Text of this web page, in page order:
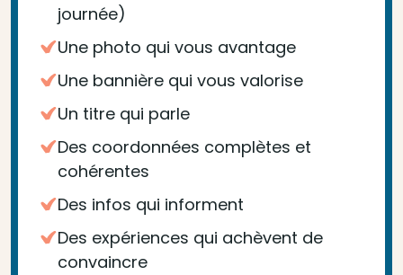
journée)
Une photo qui vous avantage
Une bannière qui vous valorise
Un titre qui parle
Des coordonnées complètes et
cohérentes
Des infos qui informent
Des expériences qui achèvent de
convaincre